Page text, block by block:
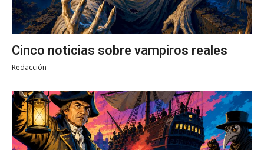
Cinco noticias sobre vampiros reales
Redacción